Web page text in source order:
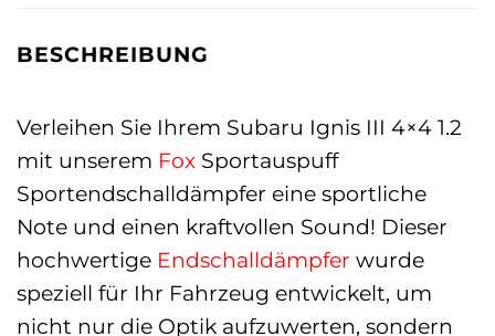
BESCHREIBUNG
Verleihen Sie Ihrem Subaru Ignis III 4×4 1.2
mit unserem Fox Sportauspuff
Sportendschalldämpfer eine sportliche
Note und einen kraftvollen Sound! Dieser
hochwertige Endschalldämpfer wurde
speziell für Ihr Fahrzeug entwickelt, um
nicht nur die Optik aufzuwerten, sondern